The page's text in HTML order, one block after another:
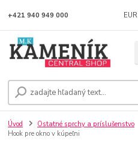
EUR
+421 940 949 000
Úvod Ostatné sprchy a príslušenstvo
Hook pre okno v kúpeľni